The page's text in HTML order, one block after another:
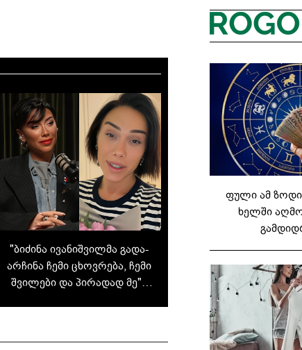
"ბიძინა ივანიშვილმა გა­და­
არ­ჩი­ნა ჩემი ცხოვ­რე­ბა, ჩემი
შვი­ლე­ბი და პი­რა­დად მე" -
ფული ამ
ხელში